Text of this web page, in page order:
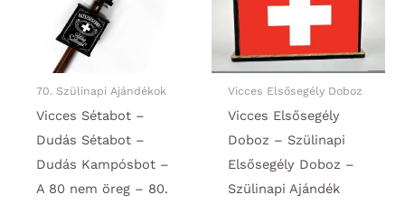
70. Szülinapi Ajándékok
Vicces Sétabot –
Dudás Sétabot –
Dudás Kampósbot –
A 80 nem öreg – 80.
Vicces Elsősegély Doboz
Vicces Elsősegély
Doboz – Szülinapi
Elsősegély Doboz –
Szülinapi Ajándék